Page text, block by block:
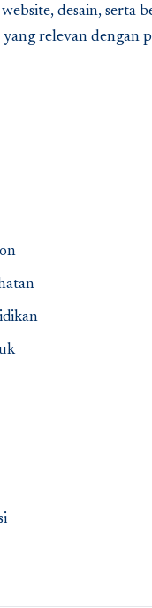
desain, serta
relevan dengan